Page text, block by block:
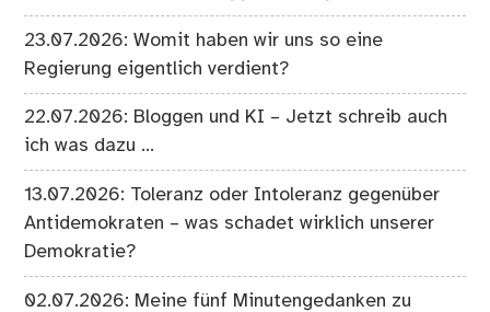
23.07.2026: Womit haben wir uns so eine
Regierung eigentlich verdient?
22.07.2026: Bloggen und KI – Jetzt schreib auch
ich was dazu …
13.07.2026: Toleranz oder Intoleranz gegenüber
Antidemokraten – was schadet wirklich unserer
Demokratie?
02.07.2026: Meine fünf Minutengedanken zu